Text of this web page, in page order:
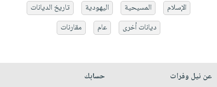
الإسلام المسيحية اليهودية
تاريخ الديانات
ديانات أخرى
عام مقارنات
عن نيل وفرات
حسابك